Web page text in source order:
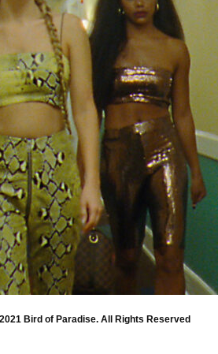
Bird of Paradise. All Rights Reserved